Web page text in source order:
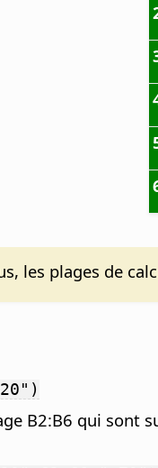
les plages de
B2:B6 qui sont